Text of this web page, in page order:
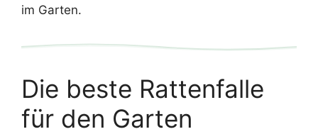
im Garten.
Die beste Rattenfalle
für den Garten